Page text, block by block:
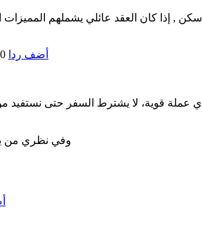
أضف ردا
عملة قوية، لا يشترط السفر حتى نستفيد
وفي نظري من